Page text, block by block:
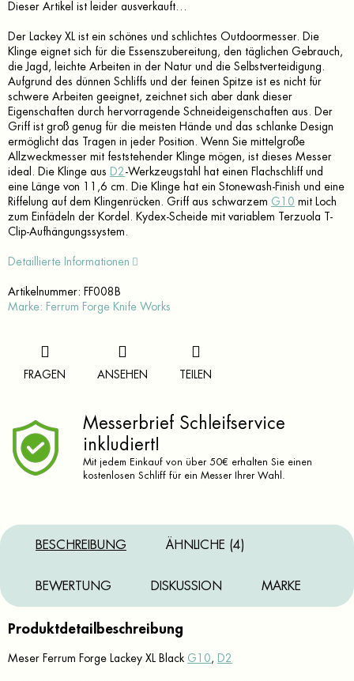
Dieser Artikel ist leider ausverkauft…
Der Lackey XL ist ein schönes und schlichtes Outdoormesser.
Die
Klinge eignet sich für die Essenszubereitung, den täglichen Gebrauch,
die Jagd, leichte Arbeiten in der Natur und die Selbstverteidigung.
Aufgrund des dünnen Schliffs und der feinen Spitze ist es nicht für
schwere Arbeiten geeignet, zeichnet sich aber dank dieser
Eigenschaften durch hervorragende Schneideigenschaften aus.
Der
Griff ist groß genug für die meisten Hände und das schlanke Design
ermöglicht das Tragen in jeder Position.
Wenn Sie mittelgroße
Allzweckmesser mit feststehender Klinge mögen, ist dieses Messer
ideal.
Die Klinge aus D2 -Werkzeugstahl hat einen Flachschliff und
eine Länge von 11,6 cm.
Die Klinge hat ein Stonewash-Finish und eine
Riffelung auf dem Klingenrücken.
Griff aus schwarzem G10 mit Loch
zum Einfädeln der Kordel.
Kydex-Scheide mit variablem Terzuola T-
Clip-Aufhängungssystem.
Detaillierte Informationen
Artikelnummer: FF008B
Marke: Ferrum Forge Knife Works
FRAGEN ANSEHEN TEILEN
Messerbrief Schleifservice
inkludiert!
Mit jedem Einkauf von über 50€ erhalten Sie einen
kostenlosen Schliff für ein Messer Ihrer Wahl.
BESCHREIBUNG ÄHNLICHE (4)
BEWERTUNG DISKUSSION MARKE
Produktdetailbeschreibung
Meser Ferrum Forge Lackey XL Black G10 , D2